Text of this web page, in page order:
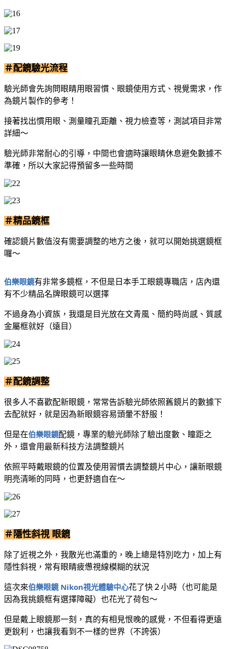
＃配鏡驗光流程
驗光師會先詢問眼睛用眼習慣、眼鏡使用方式、視覺需求，作
為鏡片製作的參考！
接著找出慣用眼、測量瞳孔距離、視力檢查等，測試項目非常
詳細～
驗光師非常耐心的引導，中間也會適時讓眼睛休息避免數據不
準確，所以大家記得預留多一些時間
＃精品鏡框
確認鏡片數值沒有需要調整的地方之後，就可以開始挑選鏡框
囉～
伯樂眼鏡有非常多鏡框，不但是日本手工眼鏡專職店，店內還
有不少精品名牌眼鏡可以選擇
不過身為小資族，我還是目光放在文青風、簡約時尚感、質感
金屬框就好（遠目）
＃配鏡調整
很多人不喜歡配新眼鏡，常常告訴驗光師依照舊鏡片的數據下
去配就好，就是因為新眼鏡容易頭暈不舒服！
但是在伯樂眼鏡配鏡，專業的驗光師除了驗出度數、瞳距之
外，還會用最新科技方法調整鏡片
依照平時戴眼鏡的位置及使用習慣去調整鏡片中心，讓新眼鏡
明亮清晰的同時，也更舒適自在～
＃隱性斜視 眼鏡
除了近視之外，我散光也滿重的，晚上總是特別吃力，加上有
隱性斜視，常有眼睛疲憊視線模糊的狀況
這次來伯樂眼鏡 Nikon視光體驗中心花了快２小時（也可能是
因為我挑鏡框有選擇障礙）也花光了荷包～
但是戴上眼鏡那一刻，真的有相見恨晚的感覺，不但看得更遠
更銳利，也讓我看到不一樣的世界（不誇張）